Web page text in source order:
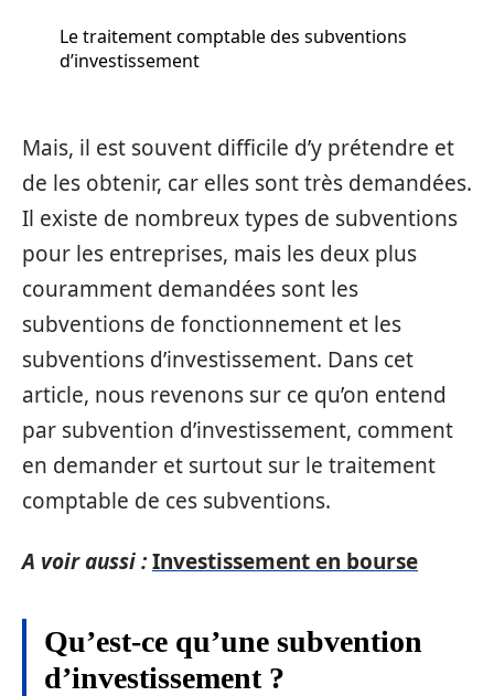
Le traitement comptable des subventions
d’investissement
Mais, il est souvent difficile d’y prétendre et
de les obtenir, car elles sont très demandées.
Il existe de nombreux types de subventions
pour les entreprises, mais les deux plus
couramment demandées sont les
subventions de fonctionnement et les
subventions d’investissement. Dans cet
article, nous revenons sur ce qu’on entend
par subvention d’investissement, comment
en demander et surtout sur le traitement
comptable de ces subventions.
A voir aussi :Investissement en bourse
Qu’est-ce qu’une subvention
d’investissement ?